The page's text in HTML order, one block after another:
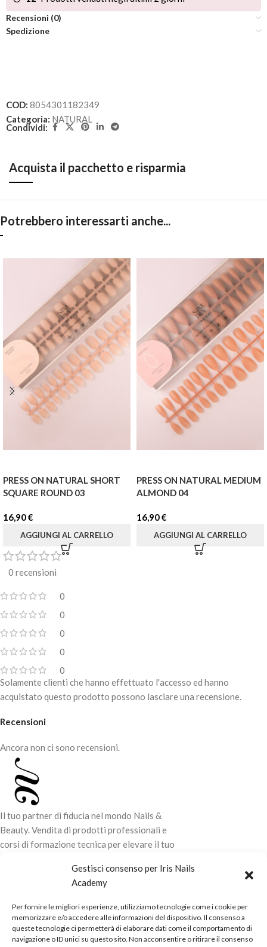
Gestisci consenso per Iris Nails
Academy
Per fornire le migliori esperienze, utilizziamo tecnologie come i cookie per
memorizzare e/o accedere alle informazioni del dispositivo. Il consenso a
queste tecnologie ci permetterà di elaborare dati come il comportamento di
navigazione o ID unici su questo sito. Non acconsentire o ritirare il consenso
Recensioni (0)
Spedizione
COD: 8054301182349
Categoria: NATURAL
Condividi:
Acquista il pacchetto e risparmia
Potrebbero interessarti anche...
PRESS ON NATURAL SHORT
SQUARE ROUND 03
16,90€
AGGIUNGI AL CARRELLO
PRESS ON NATURAL MEDIUM
ALMOND 04
16,90€
AGGIUNGI AL CARRELLO
0 recensioni
0
0
0
0
0
Recensioni
Ancora non ci sono recensioni.
Solamente clienti che hanno effettuato l'accesso ed hanno
acquistato questo prodotto possono lasciare una recensione.
Il tuo partner di fiducia nel mondo Nails &
Beauty. Vendita di prodotti professionali e
corsi di formazione tecnica per elevare il tuo
LINK UTILI
ORARI NEGOZIO